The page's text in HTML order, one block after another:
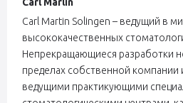
Carl Martin Solingen – ведущий в
высококачественных
Непрекращающиеся разработки
пределах собственной компании
ведущими практикующими